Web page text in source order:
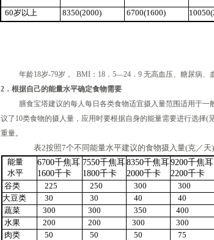
60岁以上
8350(2000) 6700(1600)
年龄18岁-79岁， BMI：18．5—24．9 无高血压、糖尿病、
2．根据自己的能量水平确定食物需要
膳食宝塔建议的每人每日各类食物适宜摄入量范围适用于一
议了10类食物的摄人量，应用时要根据自身的能量需要进行选择(
重量。
表2按照7个不同能量水平建议的食物摄入量(克／天)
能量
水平
6700千焦耳
1600千卡
7550千焦耳
1800千卡
8350千焦耳
2000千卡
9200千焦耳
2200千卡
谷类 225 250 300 300
大豆类
30 30 40 40
蔬菜
300 300 350 400
水果
200 200 300 300
肉类
50 50 50 75